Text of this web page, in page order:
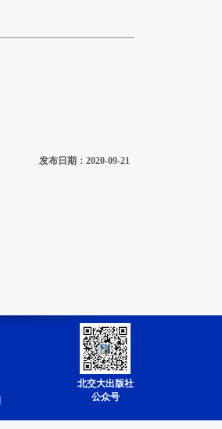
发布日期：2020-09-21
北交大出版社
公众号